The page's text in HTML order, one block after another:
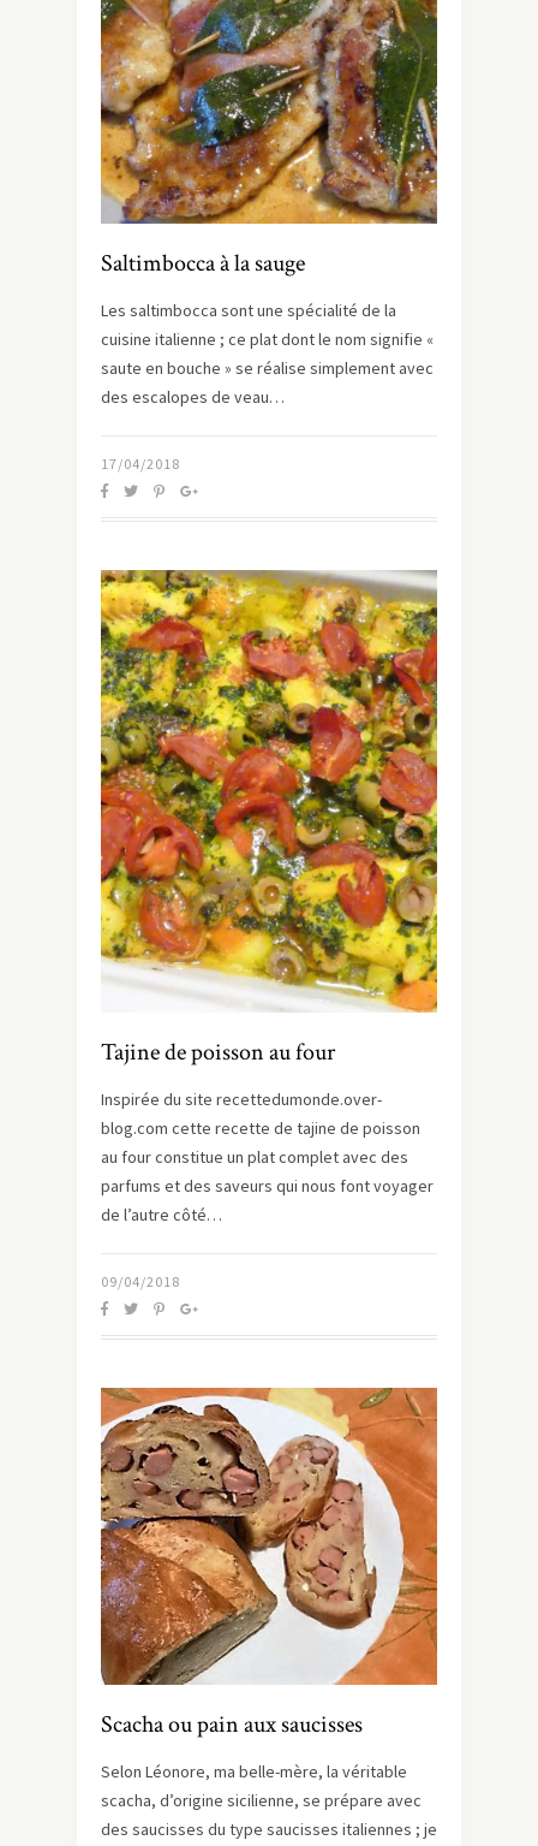
Saltimbocca à la sauge
Les saltimbocca sont une spécialité de la
cuisine italienne ; ce plat dont le nom signifie «
saute en bouche » se réalise simplement avec
des escalopes de veau…
17/04/2018
Tajine de poisson au four
Inspirée du site recettedumonde.over-
blog.com cette recette de tajine de poisson
au four constitue un plat complet avec des
parfums et des saveurs qui nous font voyager
de l’autre côté…
09/04/2018
Scacha ou pain aux saucisses
Selon Léonore, ma belle-mère, la véritable
scacha, d’origine sicilienne, se prépare avec
des saucisses du type saucisses italiennes ; je